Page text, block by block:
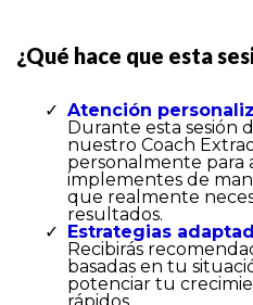
¿Qué hace que esta
Atención
Durante esta sesión
nuestro Coach
personalmente para
implementes de
que realmente
resultados.
Estrategias
Recibirás
basadas en tu
potenciar tu